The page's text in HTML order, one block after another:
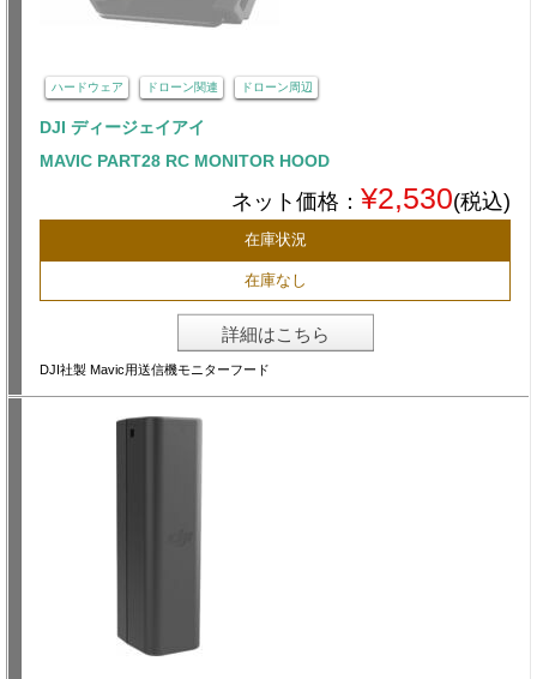
ハードウェア ドローン関連 ドローン周辺
DJI ディージェイアイ
MAVIC PART28 RC MONITOR HOOD
ネット価格： ¥2,530(税込)
在庫状況
在庫なし
詳細はこちら
DJI社製 Mavic用送信機モニターフード